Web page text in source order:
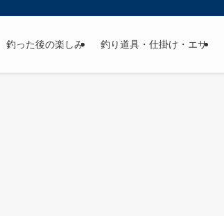
釣った後の楽しみ 釣り道具・仕掛け・エサ